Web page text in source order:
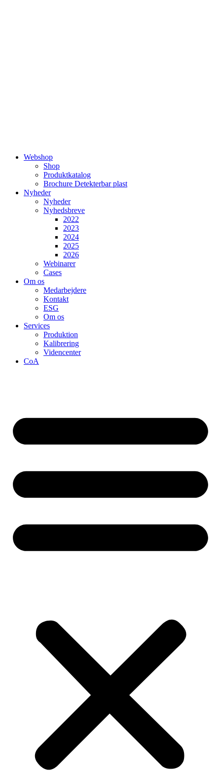
Webshop
Shop
Produktkatalog
Brochure Detekterbar plast
Nyheder
Nyheder
Nyhedsbreve
2022
2023
2024
2025
2026
Webinarer
Cases
Om os
Medarbejdere
Kontakt
ESG
Om os
Services
Produktion
Kalibrering
Videncenter
CoA